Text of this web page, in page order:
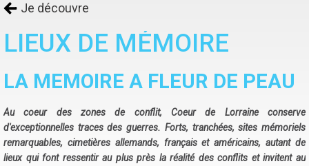
Je découvre
LIEUX DE MÉMOIRE
LA MEMOIRE A FLEUR DE PEAU
Au coeur des zones de conflit, Coeur de Lorraine conserve
d'exceptionnelles traces des guerres. Forts, tranchées, sites mémoriels
remarquables, cimetières allemands, français et américains, autant de
lieux qui font ressentir au plus près la réalité des conflits et invitent au